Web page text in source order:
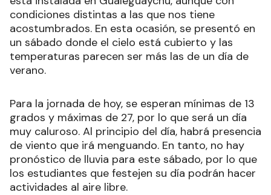
condiciones distintas a las que nos tiene
acostumbrados. En esta ocasión, se presentó en
un sábado donde el cielo está cubierto y las
temperaturas parecen ser más las de un día de
verano.
Para la jornada de hoy, se esperan mínimas de 13
grados y máximas de 27, por lo que será un día
muy caluroso. Al principio del día, habrá presencia
de viento que irá menguando. En tanto, no hay
pronóstico de lluvia para este sábado, por lo que
los estudiantes que festejen su día podrán hacer
actividades al aire libre.